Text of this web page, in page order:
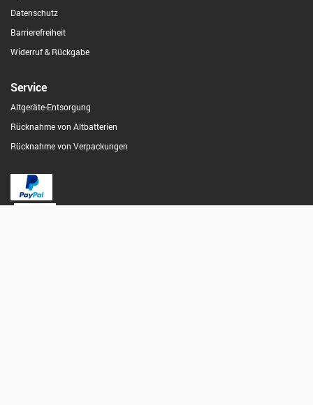
Datenschutz
Barrierefreiheit
Widerruf & Rückgabe
Service
Altgeräte-Entsorgung
Rücknahme von Altbatterien
Rücknahme von Verpackungen